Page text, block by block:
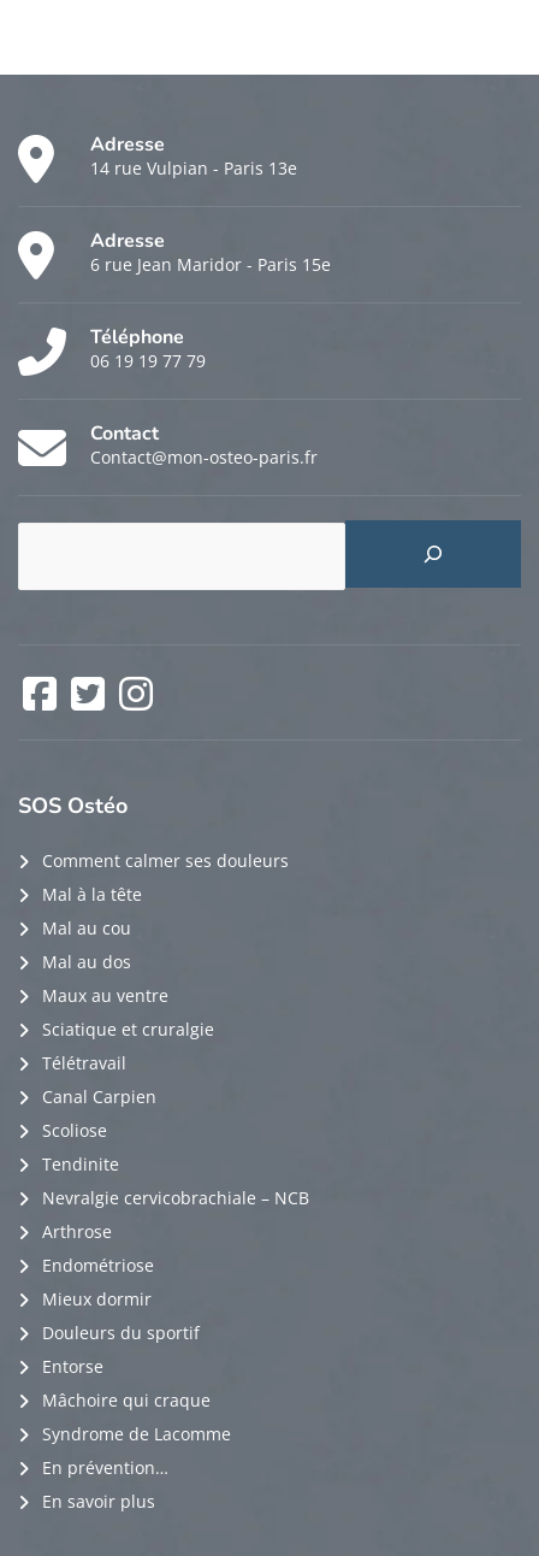
Adresse
14 rue Vulpian - Paris 13e
Adresse
6 rue Jean Maridor - Paris 15e
Téléphone
06 19 19 77 79
Contact
Contact@mon-osteo-paris.fr
Facebook
SOS Ostéo
Comment calmer ses douleurs
Mal à la tête
Mal au cou
Mal au dos
Maux au ventre
Sciatique et cruralgie
Télétravail
Canal Carpien
Scoliose
Tendinite
Nevralgie cervicobrachiale – NCB
Arthrose
Endométriose
Mieux dormir
Douleurs du sportif
Entorse
Mâchoire qui craque
Syndrome de Lacomme
En prévention…
En savoir plus